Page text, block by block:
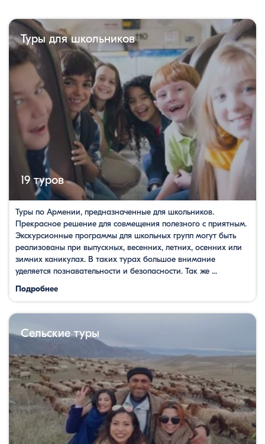
Туры для школьников
19 туров
Туры по Армении, предназначенные для школьников.
Прекрасное решение для совмещения полезного с приятным.
Экскурсионные программы для школьных групп могут быть
реализованы при выпускных, весенних, летних, осенних или
зимних каникулах. В таких турах большое внимание
уделяется познавательности и безопасности. Так же ...
Подробнее
Сельские туры